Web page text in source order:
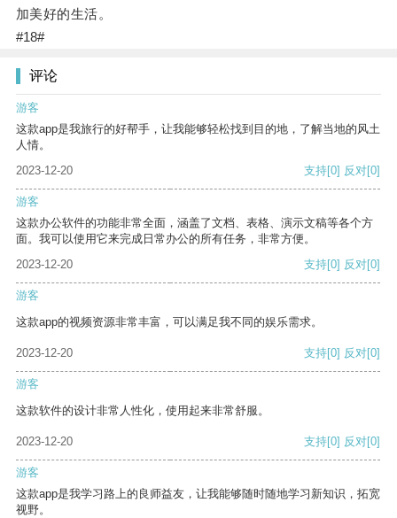
加美好的生活。
#18#
评论
游客
这款app是我旅行的好帮手，让我能够轻松找到目的地，了解当地的风土
人情。
2023-12-20
支持[0] 反对[0]
游客
这款办公软件的功能非常全面，涵盖了文档、表格、演示文稿等各个方
面。我可以使用它来完成日常办公的所有任务，非常方便。
2023-12-20
支持[0] 反对[0]
游客
这款app的视频资源非常丰富，可以满足我不同的娱乐需求。
2023-12-20 支持[0] 反对[0]
游客
这款软件的设计非常人性化，使用起来非常舒服。
2023-12-20 支持[0] 反对[0]
游客
这款app是我学习路上的良师益友，让我能够随时随地学习新知识，拓宽
视野。